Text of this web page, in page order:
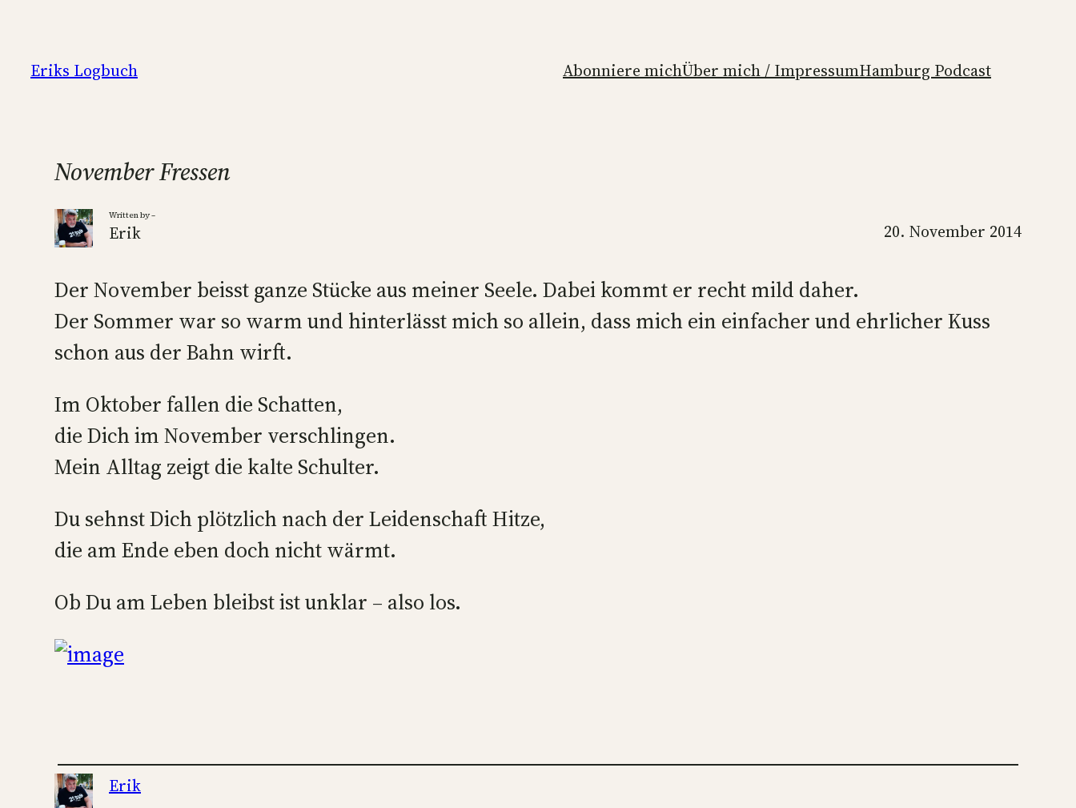
springen
Eriks Logbuch Abonniere michÜber mich / ImpressumHamburg Podcast
November Fressen
Written by –
Erik 20. November 2014
Der November beisst ganze Stücke aus meiner Seele. Dabei kommt er recht mild daher.
Der Sommer war so warm und hinterlässt mich so allein, dass mich ein einfacher und ehrlicher Kuss
schon aus der Bahn wirft.
Im Oktober fallen die Schatten,
die Dich im November verschlingen.
Mein Alltag zeigt die kalte Schulter.
Du sehnst Dich plötzlich nach der Leidenschaft Hitze,
die am Ende eben doch nicht wärmt.
Ob Du am Leben bleibst ist unklar – also los.
Erik